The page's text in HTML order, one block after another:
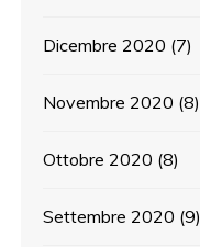
Dicembre 2020 (7)
Novembre 2020 (8)
Ottobre 2020 (8)
Settembre 2020 (9)